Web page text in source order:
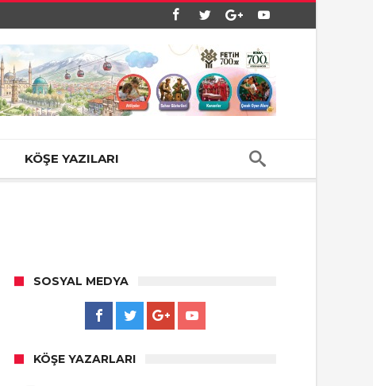
KÖŞE YAZILARI
SOSYAL MEDYA
KÖŞE YAZARLARI